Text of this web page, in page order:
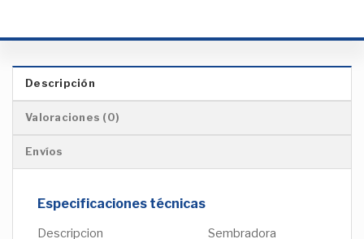
Descripción
Valoraciones (0)
Envíos
Especificaciones técnicas
Descripcion Sembradora